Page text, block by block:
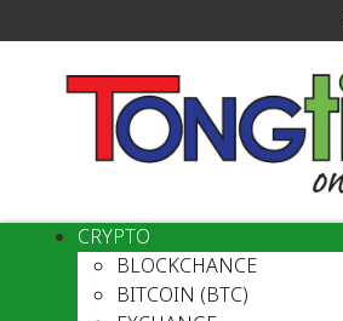
CRYPTO
BLOCKCHANCE
BITCOIN (BTC)